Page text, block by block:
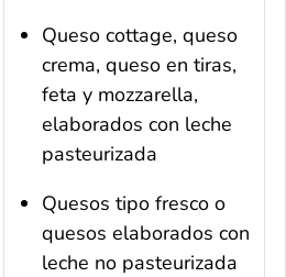
Quesocottage, queso
crema, queso en tiras,
feta y mozzarella,
elaborados con leche
pasteurizada
Quesos tipo fresco o
quesos elaborados con
leche no pasteurizada